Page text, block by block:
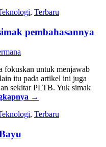
, Terbaru
pembahasannya
fokuskan untuk menjawab
itu pada artikel ini juga
sekitar PLTB. Yuk simak
→
, Terbaru